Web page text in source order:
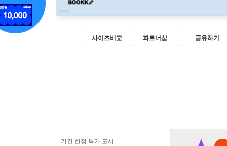
사이즈비교 파트너샵 공유하기
기간 한정 특가 도서